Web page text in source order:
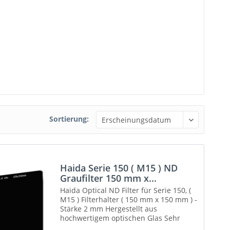
Sortierung:
Haida Serie 150 ( M15 ) ND
Graufilter 150 mm x...
Haida Optical ND Filter für Serie 150, (
M15 ) Filterhalter ( 150 mm x 150 mm ) -
Stärke 2 mm Hergestellt aus
hochwertigem optischen Glas Sehr